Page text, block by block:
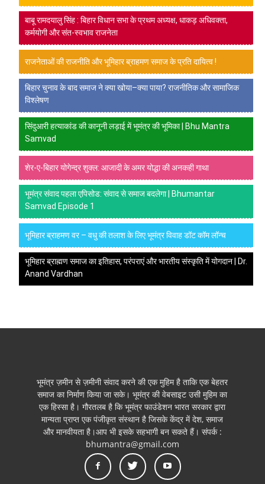
बाबू रामदयालु सिंह : बिहार विधान सभा के प्रथम अध्यक्ष, धाकड़ अधिवक्ता,
कर्मयोगी और संत-स्वभाव राजनेता
राजनेताओं की राजनीति और भूमिहार ब्राहमण समाज के प्रति दायित्व !
बिहार चुनाव के बाद समाज ने क्या खोया–क्या पाया? राजनीतिक और सामाजिक
विश्लेषण
सिंदुआरी हत्याकांड की कानूनी लड़ाई में भूमंत्र की भूमिका | Bhu Mantra
Samvad
शेर-ए-बिहार योगेन्द्र शुक्ल: आजादी के अमर योद्धा की अनकही गाथा
भूमंत्र संवाद पहला एपिसोड: संवाद से समाज बदलेगा | Bhumantar
Samvad Episode 1
भूमिहार ब्राहमण वर – वधु की तलाश के लिए भूमंत्र विवाह डॉट कॉम लॉन्च
भूमिहार ब्राह्मण समाज का इतिहास, परंपराएं और भारतीय संस्कृति में योगदान | Dr.
Anand Vardhan
भूमंत्र ज़मीन से ज़मीनी संवाद करने की एक मुहिम है ताकि एक बेहतर
समाज का निर्माण किया जा सके। भूमंत्र की वेबसाइट उसी मुहिम का
एक हिस्सा है। गौरतलब है कि भूमंत्र फाउंडेशन भारत सरकार द्वारा
मान्यता प्राप्त एक पंजीकृत संस्थान है जिसके केंद्र में देश, समाज
और मानवीयता है।आप भी इसके सहभागी बन सकते हैं। संपर्क :
bhumantra@gmail.com